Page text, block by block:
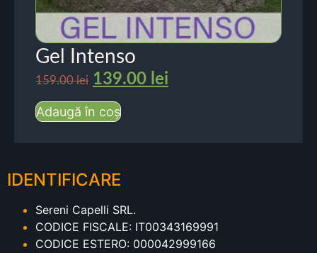
Gel Intenso
159.00lei 139.00 lei
Adaugă în coș
IDENTIFICARE
Sereni Capelli SRL.
CODICE FISCALE: IT00343169991
CODICE ESTERO: 000042999166